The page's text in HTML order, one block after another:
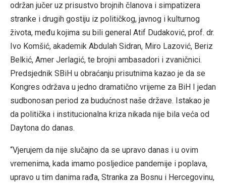
održan jučer uz prisustvo brojnih članova i simpatizera
stranke i drugih gostiju iz političkog, javnog i kulturnog
života, među kojima su bili general Atif Dudaković, prof. dr.
Ivo Komšić, akademik Abdulah Sidran, Miro Lazović, Beriz
Belkić, Amer Jerlagić, te brojni ambasadori i zvaničnici.
Predsjednik SBiH u obraćanju prisutnima kazao je da se
Kongres održava u jedno dramatično vrijeme za BiH I jedan
sudbonosan period za budućnost naše države. Istakao je
da politička i institucionalna kriza nikada nije bila veća od
Daytona do danas.
“Vjerujem da nije slučajno da se upravo danas i u ovim
vremenima, kada imamo posljedice pandemije i poplava,
upravo u tim danima rađa, Stranka za Bosnu i Hercegovinu,